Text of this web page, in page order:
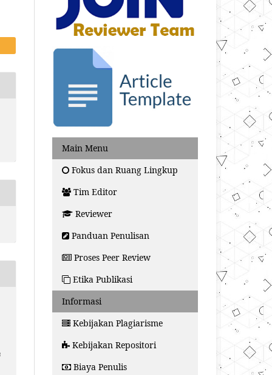
Main Menu
Fokus dan Ruang Lingkup
Tim Editor
Reviewer
Panduan Penulisan
Proses Peer Review
Etika Publikasi
Informasi
Kebijakan Plagiarisme
Kebijakan Repositori
Biaya Penulis